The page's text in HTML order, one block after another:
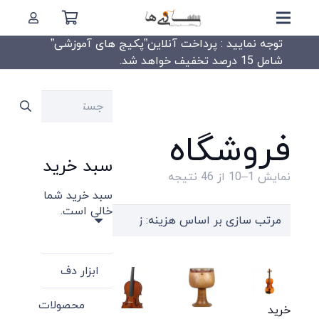
توجه نمایید : پرداخت آنلاین”پکیج های آموزشی”
شامل 15 درصد تخفیف خواهد شد.
فروشگاه
نمایش 1–10 از 46 نتیجه
price:
خرید
جستجو
سبد خرید
سبد خرید شما
خالی است.
ابزار دف
محصولات